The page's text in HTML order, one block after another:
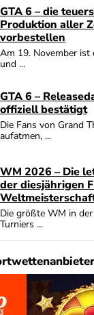
home Bonus
bis zu 100€
Casino Bonus
GTA 6 – die
Produktion aller
vorbestellen
Am 19. November ist
und ...
GTA 6 –
offiziell bestätigt
Die Fans von Grand
aufatmen, ...
WM 2026 – Die
der diesjährigen
Die größte WM in der
Turniers ...